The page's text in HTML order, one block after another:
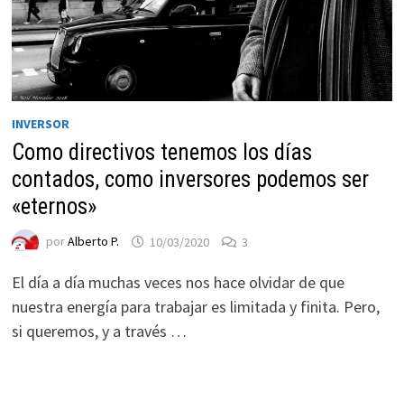
INVERSOR
Como directivos tenemos los días
contados, como inversores podemos ser
«eternos»
porAlberto P. 10/03/2020 3
El día a día muchas veces nos hace olvidar de que
nuestra energía para trabajar es limitada y finita. Pero,
si queremos, y a través …
Necesarias
Estas
cookies no
son
opcionales.
Son
para que
funcione la